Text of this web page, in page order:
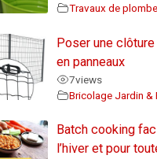
Travaux de
Poser une
en panneaux
7views
Bricolage Jardin &
Batch cooking
l’hiver et pour